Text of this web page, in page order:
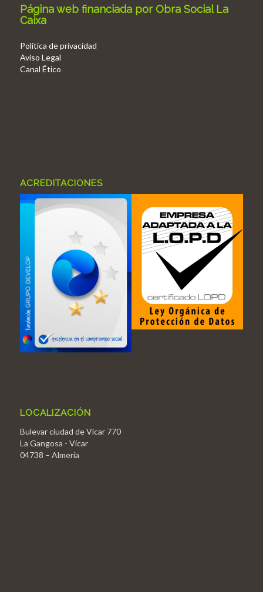
Página web financiada por Obra Social La
Caixa
Politica de privacidad
Aviso Legal
Canal Ético
ACREDITACIONES
LOCALIZACIÓN
Bulevar ciudad de Vícar 770
La Gangosa - Vícar
04738 – Almería